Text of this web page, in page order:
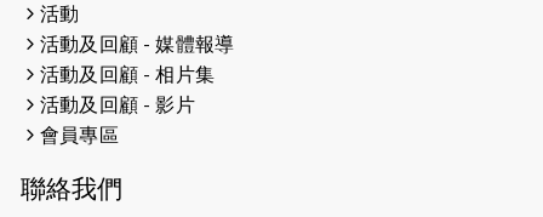
2026-04-16
猛龍長跑隊恆常練習 - 4月16日
（19:00開始）
2026-04-12
2026-04-11
活動
活動及回顧 - 媒體報導
活動及回顧 - 相片集
活動及回顧 - 影片
會員專區
聯絡我們